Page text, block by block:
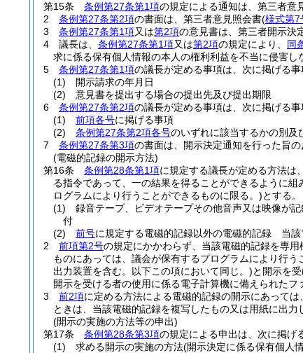
第15条
条例第27条第1項の規定による通知は、第三者意
2
条例第27条第2項の書面は、第三者意見照会書(様式第7
3
条例第27条第1項又は第2項の意見書は、第三者開示決
4
議長は、 条例第27条第1項又は第2項の規定により、 同
求に係る保有個人情報の本人の権利利益を不当に侵害し
5
条例第27条第1項の議長が定める事項は、次に掲げる事
(1)
開示請求の年月日
(2)
意見書を提出する場合の提出先及び提出期限
6
条例第27条第2項の議長が定める事項は、次に掲げる事
(1)
前項各号に掲げる事項
(2)
条例第27条第2項各号のいずれに該当するかの別及
7
条例第27条第3項の書面は、開示決定通知を行った旨
(電磁的記録の開示方法)
第16条
条例第28条第1項に規定する議長が定める方法は、
る指令であって、一の結果を得ることができるように
ログラムにより行うことができるものに限る。)とする。
(1)
録音テープ、ビデオテープその他音声又は映像が
付
(2)
前号に規定する電磁的記録以外の電磁的記録 当
2
前項第2号の規定にかかわらず、当該電磁的記録を専
ものにあっては、議会が保有するプログラムにより行う
出力装置を含む。以下この項において同じ。)と開示を
開示を受ける者の使用に係る電子計算機に備えられた
3
前2項に定める方法による電磁的記録の開示にあって
ときは、当該電磁的記録を複写したもの又は用紙に出力
(開示の実施の方法等の申出)
第17条
条例第28条第3項の規定による申出は、次に掲げ
(1)
求める開示の実施の方法(開示決定に係る保有個人